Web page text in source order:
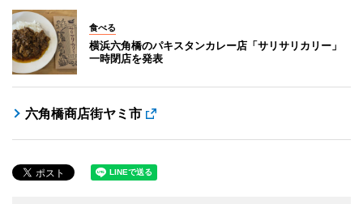
食べる
横浜六角橋のパキスタンカレー店「サリサリカリー」
一時閉店を発表
六角橋商店街ヤミ市